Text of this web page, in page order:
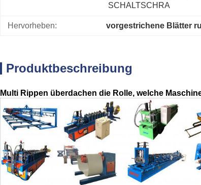
SCHALTSCHRA
Hervorheben: vorgestrichene Blätter
Produktbeschreibung
Multi Rippen überdachen die Rolle, welche